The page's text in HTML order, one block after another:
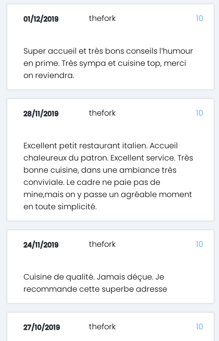
01/12/2019 thefork
Super accueil et très bons conseils l’humour
en prime. Très sympa et cuisine top, merci
on reviendra.
10
28/11/2019 thefork
Excellent petit restaurant italien. Accueil
chaleureux du patron. Excellent service. Très
bonne cuisine, dans une ambiance très
conviviale. Le cadre ne paie pas de
mine,mais on y passe un agréable moment
en toute simplicité.
10
24/11/2019 thefork
Cuisine de qualité. Jamais déçue. Je
recommande cette superbe adresse
10
27/10/2019 thefork 10